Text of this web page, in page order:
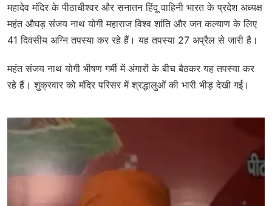
महादेव मंदिर के पीठाधीश्वर और सनातन हिंदू वाहिनी भारत के प्रदेश अध्यक्ष
महंत औघड़ संजय नाथ योगी महाराज विश्व शांति और जन कल्याण के लिए
41 दिवसीय अग्नि तपस्या कर रहे हैं। यह तपस्या 27 अप्रैल से जारी है।
महंत संजय नाथ योगी भीषण गर्मी में अंगारों के बीच बैठकर यह तपस्या कर
रहे हैं। शुक्रवार को मंदिर परिसर में श्रद्धालुओं की भारी भीड़ देखी गई।